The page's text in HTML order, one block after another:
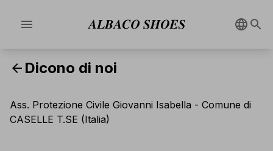
menu
arrow_back Dicono di noi
Ass. Protezione Civile Giovanni Isabella - Comune di
CASELLE T.SE (Italia)